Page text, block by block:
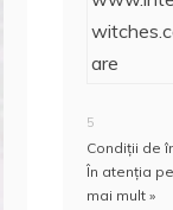
5
Condiţii de
În atenţia
mai mult »